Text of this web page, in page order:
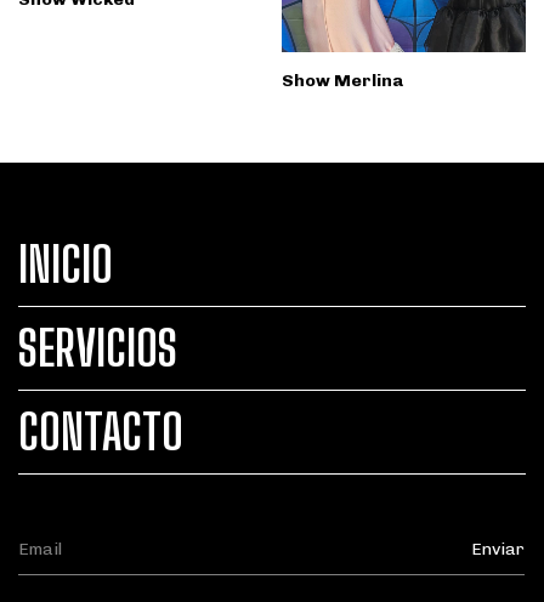
Show Merlina
INICIO
SERVICIOS
CONTACTO